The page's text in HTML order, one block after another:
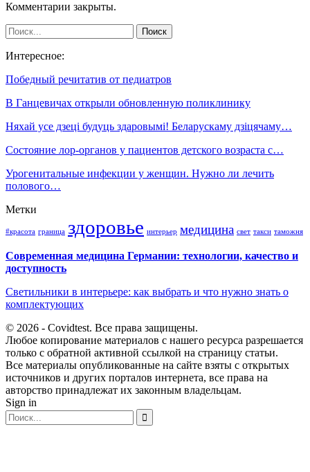
Комментарии закрыты.
Интересное:
Победный речитатив от педиатров
В Ганцевичах открыли обновленную поликлинику
Няхай усе дзеці будуць здаровымі! Беларускаму дзіцячаму…
Состояние лор-органов у пациентов детского возраста с…
Урогенитальные инфекции у женщин. Нужно ли лечить
полового…
Метки
#красота граница здоровье интерьер медицина свет такси таможня
Современная медицина Германии: технологии, качество и
доступность
Светильники в интерьере: как выбрать и что нужно знать о
комплектующих
© 2026 - Covidtest. Все права защищены.
Любое копирование материалов с нашего ресурса разрешается
только с обратной активной ссылкой на страницу статьи.
Все материалы опубликованные на сайте взяты с открытых
источников и других порталов интернета, все права на
авторство принадлежат их законным владельцам.
Sign in